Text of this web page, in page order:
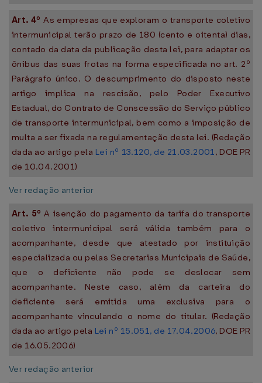
Art. 4º As empresas que exploram o transporte coletivo
intermunicipal terão prazo de 180 (cento e oitenta) dias,
contado da data da publicação desta lei, para adaptar os
ônibus das suas frotas na forma especificada no art. 2º
Parágrafo único. O descumprimento do disposto neste
artigo implica na rescisão, pelo Poder Executivo
Estadual, do Contrato de Conscessão do Serviço público
de transporte intermunicipal, bem como a imposição de
multa a ser fixada na regulamentação desta lei. (Redação
dada ao artigo pela Lei nº 13.120, de 21.03.2001, DOE PR
de 10.04.2001)
Ver redação anterior
Art. 5º A isenção do pagamento da tarifa do transporte
coletivo intermunicipal será válida também para o
acompanhante, desde que atestado por instituição
especializada ou pelas Secretarias Municipais de Saúde,
que o deficiente não pode se deslocar sem
acompanhante. Neste caso, além da carteira do
deficiente será emitida uma exclusiva para o
acompanhante vinculando o nome do titular. (Redação
dada ao artigo pela Lei nº 15.051, de 17.04.2006, DOE PR
de 16.05.2006)
Ver redação anterior